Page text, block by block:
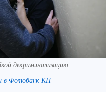
декриминализацию
в Фотобанк КП